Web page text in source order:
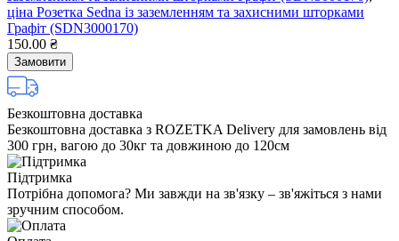
ціна Розетка Sedna із заземленням та захисними шторками
Графіт (SDN3000170)
150.00 ₴
Замовити
Безкоштовна доставка
Безкоштовна доставка з ROZETKA Delivery для замовлень від
300 грн, вагою до 30кг та довжиною до 120см
Підтримка
Потрібна допомога? Ми завжди на зв'язку – зв'яжіться з нами
зручним способом.